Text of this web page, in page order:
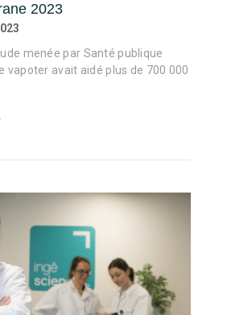
2023
menée par Santé publique
vapoter avait aidé plus de 700 000